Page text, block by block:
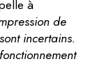
à
de
incertains.